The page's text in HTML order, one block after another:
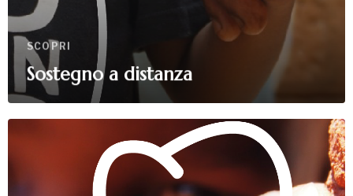
SCOPRI
Sostegno a distanza